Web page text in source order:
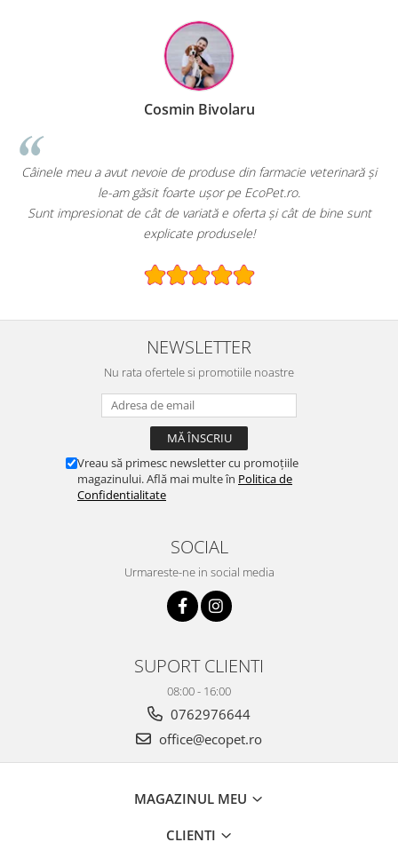
Cosmin Bivolaru
Câinele meu a avut nevoie de produse din farmacie veterinară și
le-am găsit foarte ușor pe EcoPet.ro.
Sunt impresionat de cât de variată e oferta și cât de bine sunt
explicate produsele!
NEWSLETTER
Nu rata ofertele si promotiile noastre
Vreau să primesc newsletter cu promoțiile
magazinului. Află mai multe în Politica de
Confidentialitate
SOCIAL
Urmareste-ne in social media
SUPORT CLIENTI
08:00 - 16:00
0762976644
office@ecopet.ro
MAGAZINUL MEU
CLIENTI